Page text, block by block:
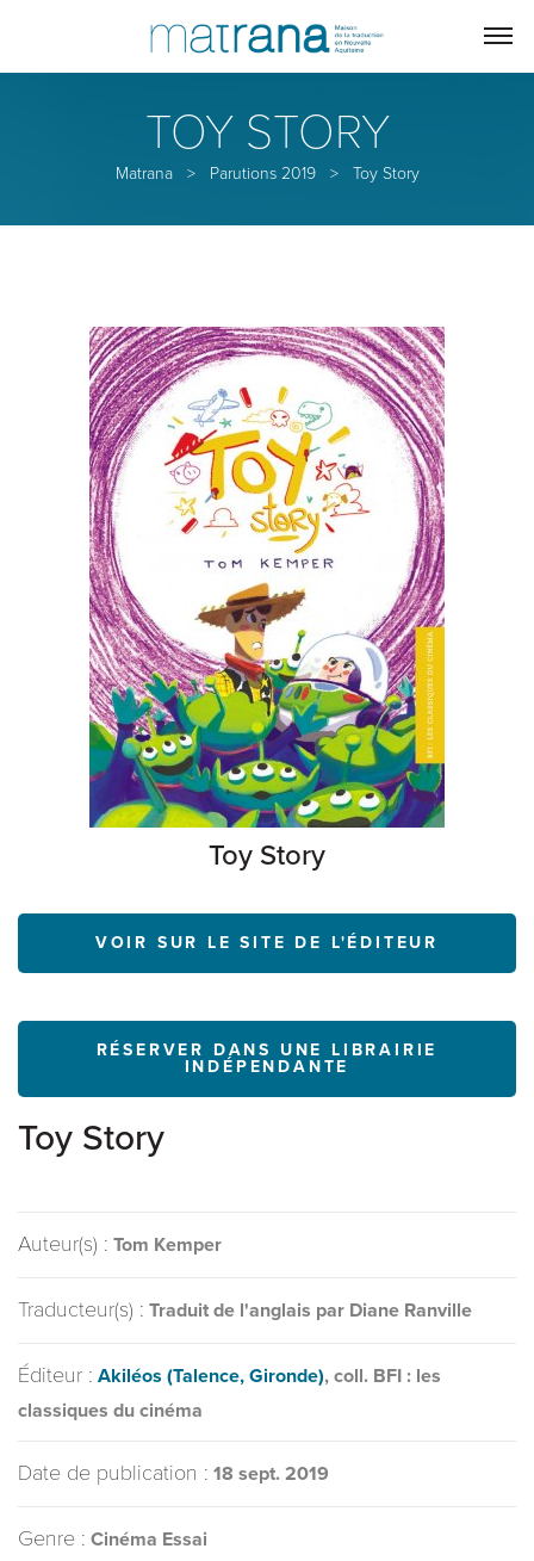
TOY STORY
Matrana> Parutions 2019 > Toy Story
Toy Story
VOIR SUR LE SITE DE L'ÉDITEUR
RÉSERVER DANS UNE LIBRAIRIE
INDÉPENDANTE
Toy Story
Auteur(s) : Tom Kemper
Traducteur(s) : Traduit de l'anglais par Diane Ranville
Éditeur : Akiléos (Talence, Gironde), coll. BFI : les
classiques du cinéma
Date de publication : 18 sept. 2019
Genre : Cinéma Essai